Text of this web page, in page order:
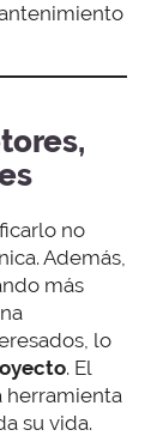
no
Además,
más
lo
. El
herramienta
su vida.